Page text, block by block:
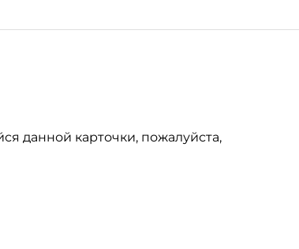
данной карточки, пожалуйста,